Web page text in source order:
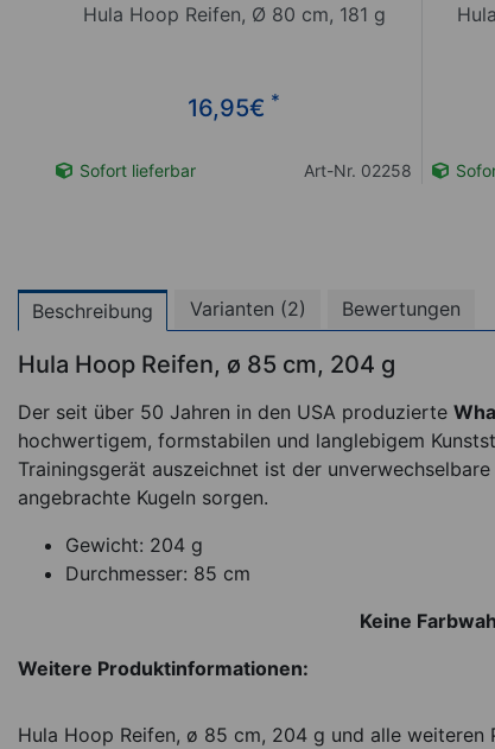
Hula Hoop Reifen, Ø 80 cm, 181 g
16,95€ *
Sofort lieferbar Art-Nr. 02258
Beschreibung Varianten (2) Bewertungen
Hula Hoop Reifen, ø 85 cm, 204 g
Der seit über 50 Jahren in den USA produzierte
hochwertigem, formstabilen und langlebigem
Trainingsgerät auszeichnet ist der
angebrachte Kugeln sorgen.
Gewicht: 204 g
Durchmesser: 85 cm
Keine
Weitere Produktinformationen:
Hula Hoop Reifen, ø 85 cm, 204 g und alle